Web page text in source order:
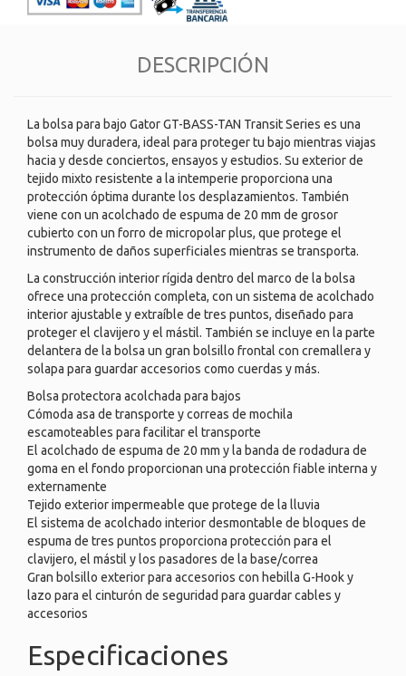
DESCRIPCIÓN
La bolsa para bajo Gator GT-BASS-TAN Transit Series es una
bolsa muy duradera, ideal para proteger tu bajo mientras viajas
hacia y desde conciertos, ensayos y estudios. Su exterior de
tejido mixto resistente a la intemperie proporciona una
protección óptima durante los desplazamientos. También
viene con un acolchado de espuma de 20 mm de grosor
cubierto con un forro de micropolar plus, que protege el
instrumento de daños superficiales mientras se transporta.
La construcción interior rígida dentro del marco de la bolsa
ofrece una protección completa, con un sistema de acolchado
interior ajustable y extraíble de tres puntos, diseñado para
proteger el clavijero y el mástil. También se incluye en la parte
delantera de la bolsa un gran bolsillo frontal con cremallera y
solapa para guardar accesorios como cuerdas y más.
Bolsa protectora acolchada para bajos
Cómoda asa de transporte y correas de mochila
escamoteables para facilitar el transporte
El acolchado de espuma de 20 mm y la banda de rodadura de
goma en el fondo proporcionan una protección fiable interna y
externamente
Tejido exterior impermeable que protege de la lluvia
El sistema de acolchado interior desmontable de bloques de
espuma de tres puntos proporciona protección para el
clavijero, el mástil y los pasadores de la base/correa
Gran bolsillo exterior para accesorios con hebilla G-Hook y
lazo para el cinturón de seguridad para guardar cables y
accesorios
Especificaciones